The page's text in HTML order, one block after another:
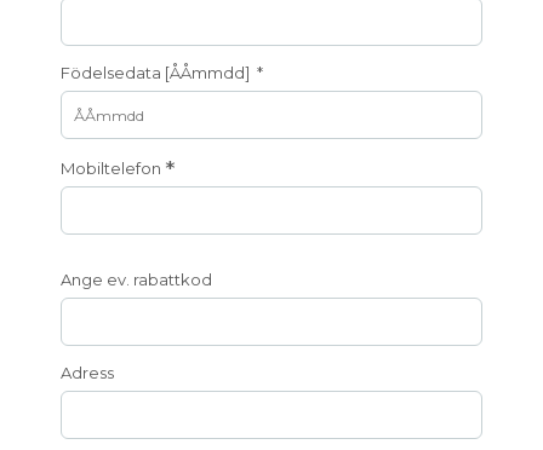
Födelsedata [ÅÅmmdd] *
Mobiltelefon *
Ange ev. rabattkod
Adress